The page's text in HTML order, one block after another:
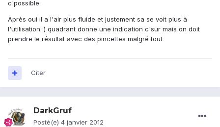
c'possible.
Après oui il a l'air plus fluide et justement sa se voit plus à
l'utilisation :) quadrant donne une indication c'sur mais on doit
prendre le résultat avec des pincettes malgré tout
Citer
DarkGruf
Posté(e) 4 janvier 2012